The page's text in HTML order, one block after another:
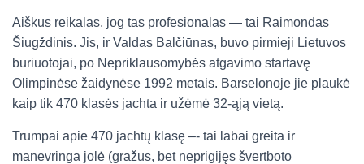
Aiškus reikalas, jog tas profesionalas — tai Raimondas
Šiugždinis. Jis, ir Valdas Balčiūnas, buvo pirmieji Lietuvos
buriuotojai, po Nepriklausomybės atgavimo startavę
Olimpinėse žaidynėse 1992 metais. Barselonoje jie plaukė
kaip tik 470 klasės jachta ir užėmė 32-ąją vietą.
Trumpai apie 470 jachtų klasę –- tai labai greita ir
manevringa jolė (gražus, bet neprigijęs švertboto